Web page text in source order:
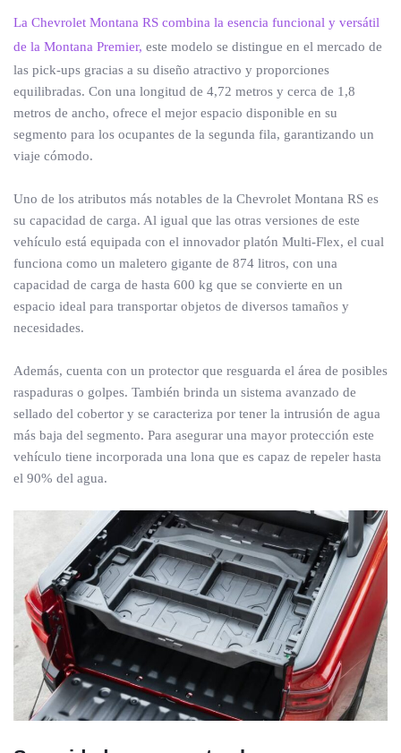
La Chevrolet Montana RS combina la esencia funcional y versátil
de la Montana Premier, este modelo se distingue en el mercado de
las pick-ups gracias a su diseño atractivo y proporciones
equilibradas. Con una longitud de 4,72 metros y cerca de 1,8
metros de ancho, ofrece el mejor espacio disponible en su
segmento para los ocupantes de la segunda fila, garantizando un
viaje cómodo.
Uno de los atributos más notables de la Chevrolet Montana RS es
su capacidad de carga. Al igual que las otras versiones de este
vehículo está equipada con el innovador platón Multi-Flex, el cual
funciona como un maletero gigante de 874 litros, con una
capacidad de carga de hasta 600 kg que se convierte en un
espacio ideal para transportar objetos de diversos tamaños y
necesidades.
Además, cuenta con un protector que resguarda el área de posibles
raspaduras o golpes. También brinda un sistema avanzado de
sellado del cobertor y se caracteriza por tener la intrusión de agua
más baja del segmento. Para asegurar una mayor protección este
vehículo tiene incorporada una lona que es capaz de repeler hasta
el 90% del agua.